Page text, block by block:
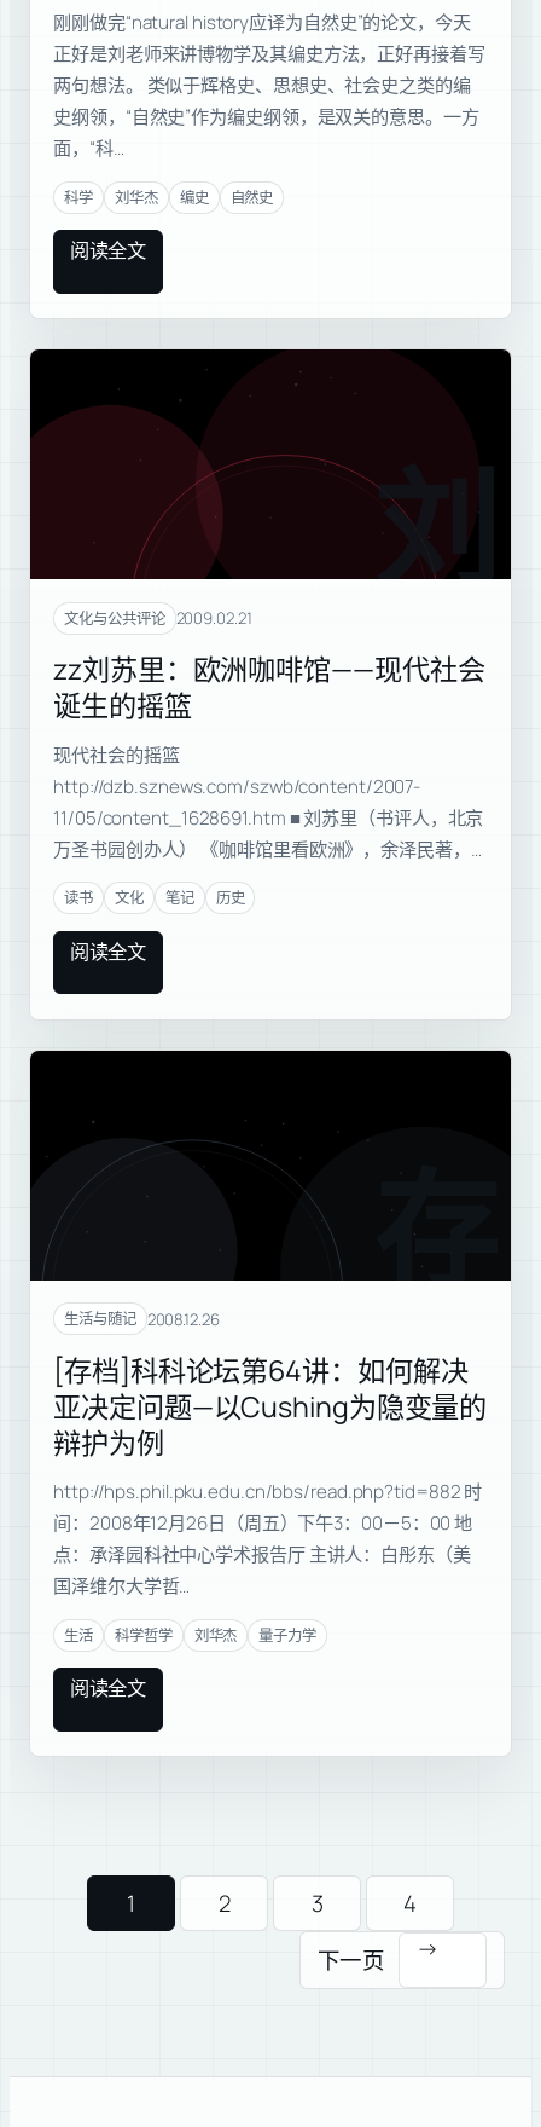
刚刚做完“natural history应译为自然史”的论文，今天
正好是刘老师来讲博物学及其编史方法，正好再接着写
两句想法。 类似于辉格史、思想史、社会史之类的编
史纲领，“自然史”作为编史纲领，是双关的意思。一方
面，“科…
科学 刘华杰 编史 自然史
阅读全文
刘苏
文化与公共评论 2009.02.21
zz刘苏里：欧洲咖啡馆——现代社会
诞生的摇篮
现代社会的摇篮
http://dzb.sznews.com/szwb/content/2007-
11/05/content_1628691.htm ■ 刘苏里（书评人，北京
万圣书园创办人） 《咖啡馆里看欧洲》，余泽民著，…
读书 文化 笔记 历史
阅读全文
存档
生活与随记 2008.12.26
[存档]科科论坛第64讲：如何解决
亚决定问题—以Cushing为隐变量的
辩护为例
http://hps.phil.pku.edu.cn/bbs/read.php?tid=882 时
间：2008年12月26日（周五）下午3：00－5：00 地
点：承泽园科社中心学术报告厅 主讲人：白彤东（美
国泽维尔大学哲…
生活 科学哲学 刘华杰 量子力学
阅读全文
1 2 3
4
下一页
→